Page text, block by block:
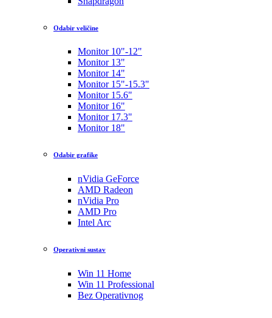
Odabir veličine
Monitor 10"-12"
Monitor 13"
Monitor 14"
Monitor 15"-15.3"
Monitor 15.6"
Monitor 16"
Monitor 17.3"
Monitor 18"
Odabir grafike
nVidia GeForce
AMD Radeon
nVidia Pro
AMD Pro
Intel Arc
Operativni sustav
Win 11 Home
Win 11 Professional
Bez Operativnog